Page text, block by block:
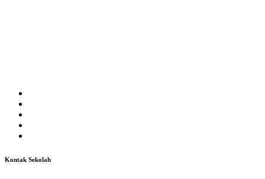
Kontak Sekolah